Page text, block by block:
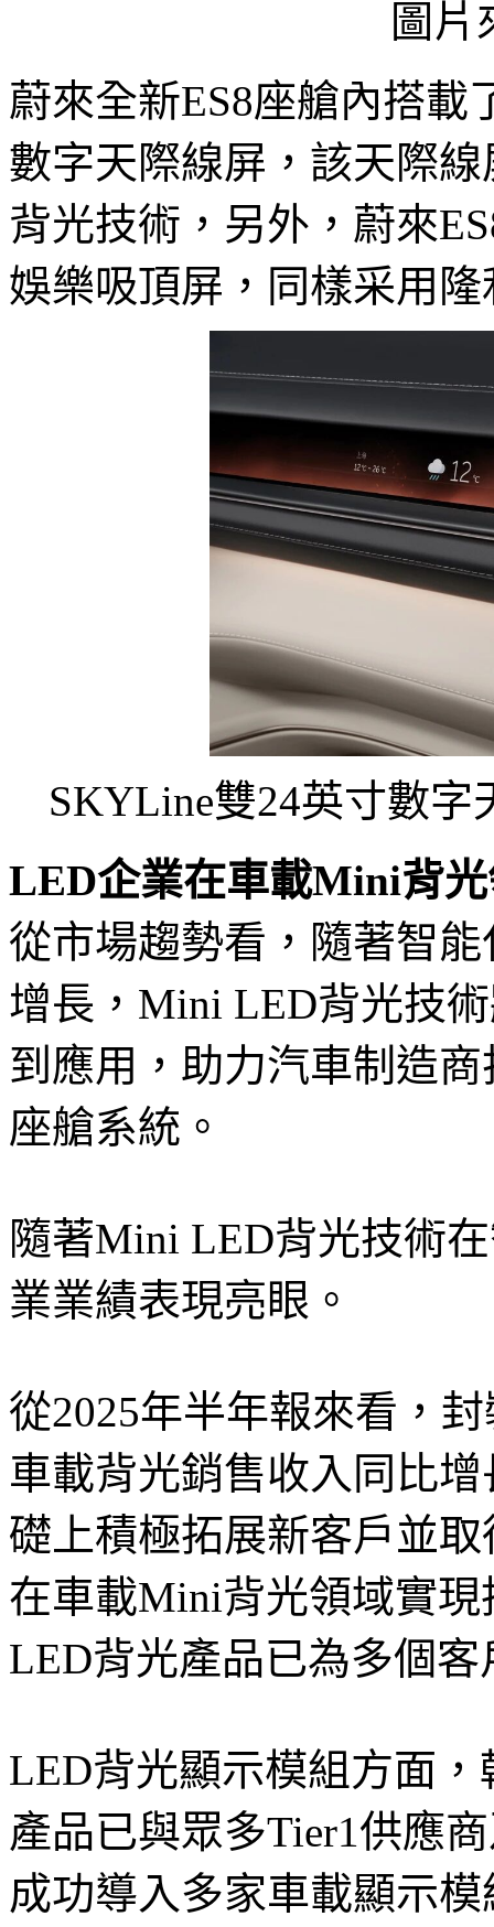
圖片
蔚來全新ES8座艙內搭載
數字天際線屏，該天際
背光技術，另外，蔚來
娛樂吸頂屏，同樣采用
SKYLine雙24英寸數
LED企業在車載Mini背
從市場趨勢看，隨著智
增長，Mini LED背光技
到應用，助力汽車制造
座艙系統。
隨著Mini LED背光技術
業業績表現亮眼。
從2025年半年報來看，
車載背光銷售收入同比
礎上積極拓展新客戶並
在車載Mini背光領域實
LED背光產品已為多個
LED背光顯示模組方面
產品已與眾多Tier1供應
成功導入多家車載顯示